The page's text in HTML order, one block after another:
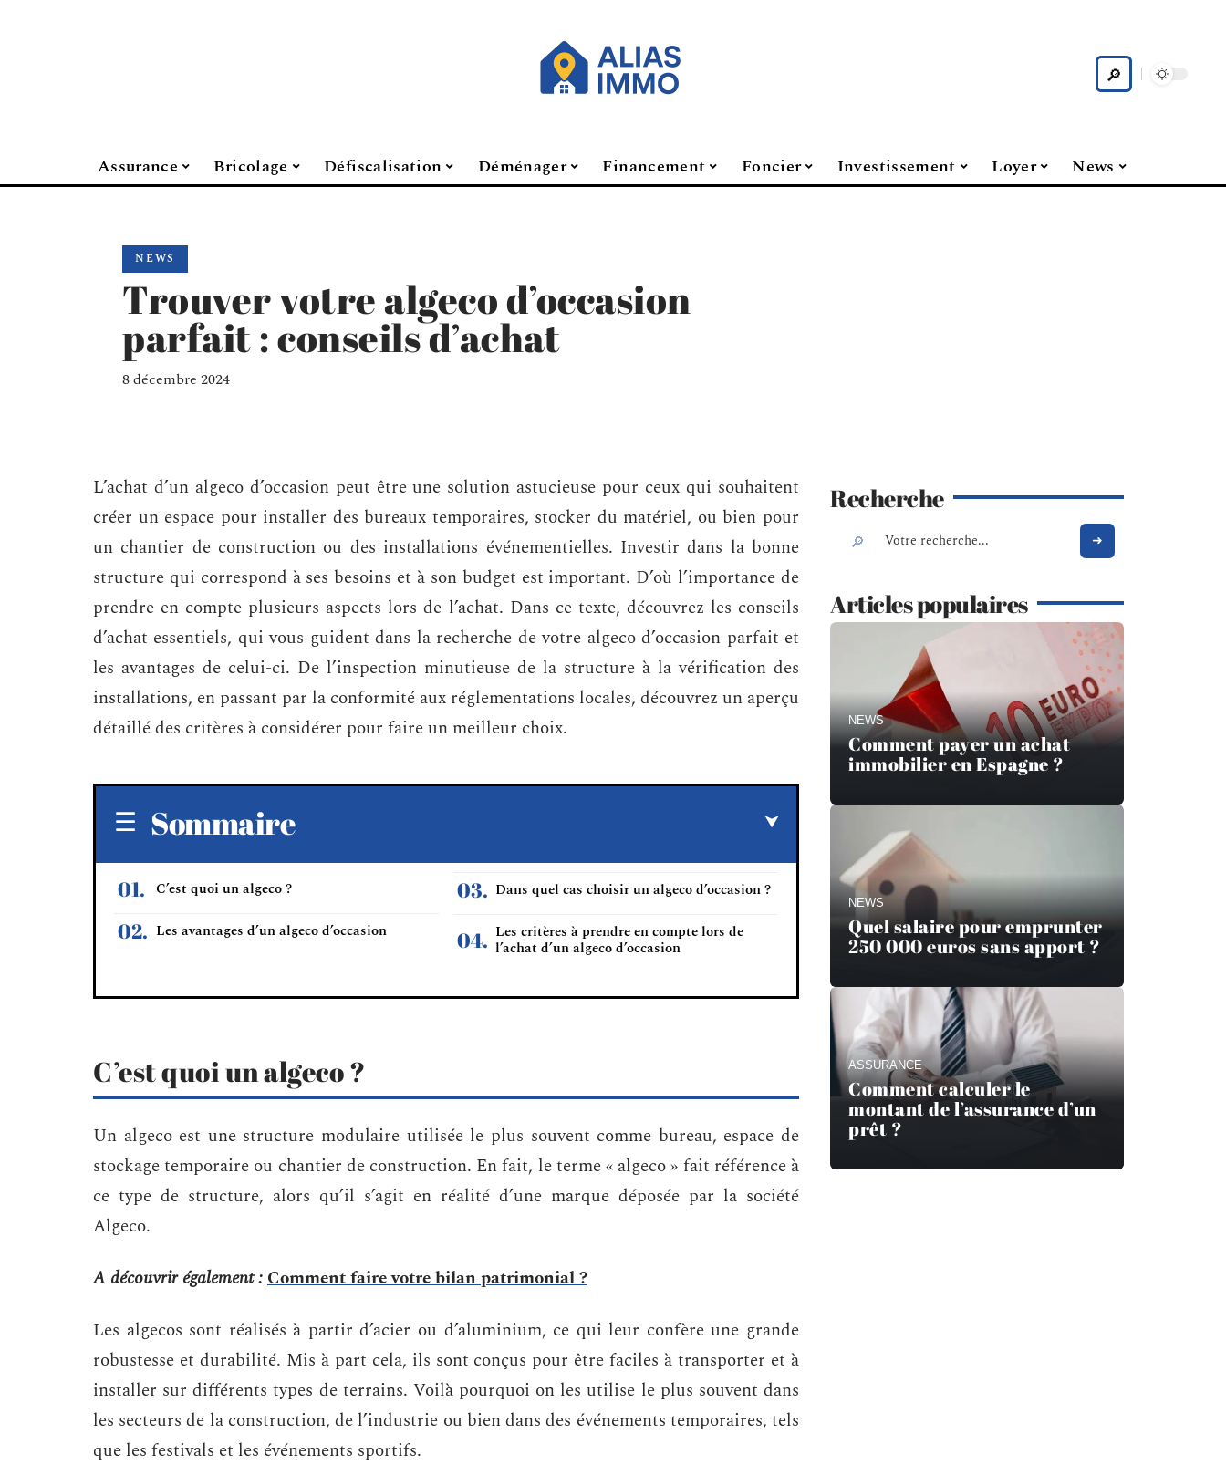
Assurance Bricolage Défiscalisation Déménager Financement Foncier Investissement Loyer News
NEWS
Trouver votre algeco d’occasion
parfait : conseils d’achat
8 décembre 2024
L’achat d’un algeco d’occasion peut être une solution astucieuse pour ceux qui souhaitent
créer un espace pour installer des bureaux temporaires, stocker du matériel, ou bien pour
un chantier de construction ou des installations événementielles. Investir dans la bonne
structure qui correspond à ses besoins et à son budget est important. D’où l’importance de
prendre en compte plusieurs aspects lors de l’achat. Dans ce texte, découvrez les conseils
d’achat essentiels, qui vous guident dans la recherche de votre algeco d’occasion parfait et
les avantages de celui-ci. De l’inspection minutieuse de la structure à la vérification des
installations, en passant par la conformité aux réglementations locales, découvrez un aperçu
détaillé des critères à considérer pour faire un meilleur choix.
Sommaire
C’est quoi un algeco ?
Les avantages d’un algeco d’occasion
Dans quel cas choisir un algeco d’occasion ?
Les critères à prendre en compte lors de
l’achat d’un algeco d’occasion
C’est quoi un algeco ?
Un algeco est une structure modulaire utilisée le plus souvent comme bureau, espace de
stockage temporaire ou chantier de construction. En fait, le terme « algeco » fait référence à
ce type de structure, alors qu’il s’agit en réalité d’une marque déposée par la société
Algeco.
A découvrir également :Comment faire votre bilan patrimonial ?
Les algecos sont réalisés à partir d’acier ou d’aluminium, ce qui leur confère une grande
robustesse et durabilité. Mis à part cela, ils sont conçus pour être faciles à transporter et à
installer sur différents types de terrains. Voilà pourquoi on les utilise le plus souvent dans
les secteurs de la construction, de l’industrie ou bien dans des événements temporaires, tels
que les festivals et les événements sportifs.
Recherche
Articles populaires
NEWS
Comment payer un achat
immobilier en Espagne ?
NEWS
Quel salaire pour emprunter
250 000 euros sans apport ?
ASSURANCE
Comment calculer le
montant de l’assurance d’un
prêt ?